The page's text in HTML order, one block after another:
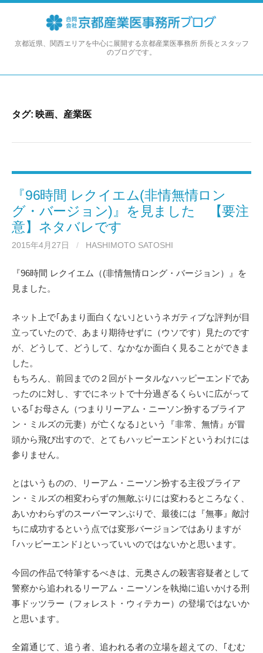
コ
京都近県、関西エリアを中心に展開する京都産業医事務所 所長とスタッフ
のブログです。
タグ: 映画、産業医
『96時間 レクイエム(非情無情ロン
グ・バージョン)』を見ました 【要注
意】ネタバレです
2015年4月27日 / HASHIMOTO SATOSHI
『96時間 レクイエム（(非情無情ロング・バージョン）』を
見ました。
ネット上で｢あまり面白くない｣というネガティブな評判が目
立っていたので、あまり期待せずに（ウソです）見たのです
が、どうして、どうして、なかなか面白く見ることができま
した。
もちろん、前回までの２回がトータルなハッピーエンドであ
ったのに対し、すでにネットで十分過ぎるくらいに広がって
いる｢お母さん（つまりリーアム・ニーソン扮するブライア
ン・ミルズの元妻）が亡くなる｣という『非常、無情』が冒
頭から飛び出すので、とてもハッピーエンドというわけには
参りません。
とはいうものの、リーアム・ニーソン扮する主役ブライア
ン・ミルズの相変わらずの無敵ぶりには変わるところなく、
あいかわらずのスーパーマンぶりで、最後には『無事』敵討
ちに成功するという点では変形バージョンではありますが
｢ハッピーエンド｣といっていいのではないかと思います。
今回の作品で特筆するべきは、元奥さんの殺害容疑者として
警察から追われるリーアム・ニーソンを執拗に追いかける刑
事ドッツラー（フォレスト・ウィテカー）の登場ではないか
と思います。
全篇通じて、追う者、追われる者の立場を超えての、｢むむ